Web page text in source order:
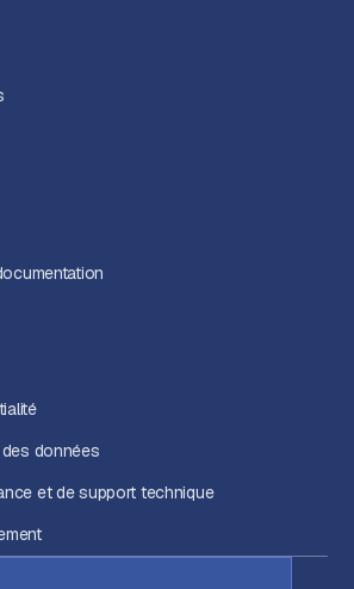
données
et de support technique